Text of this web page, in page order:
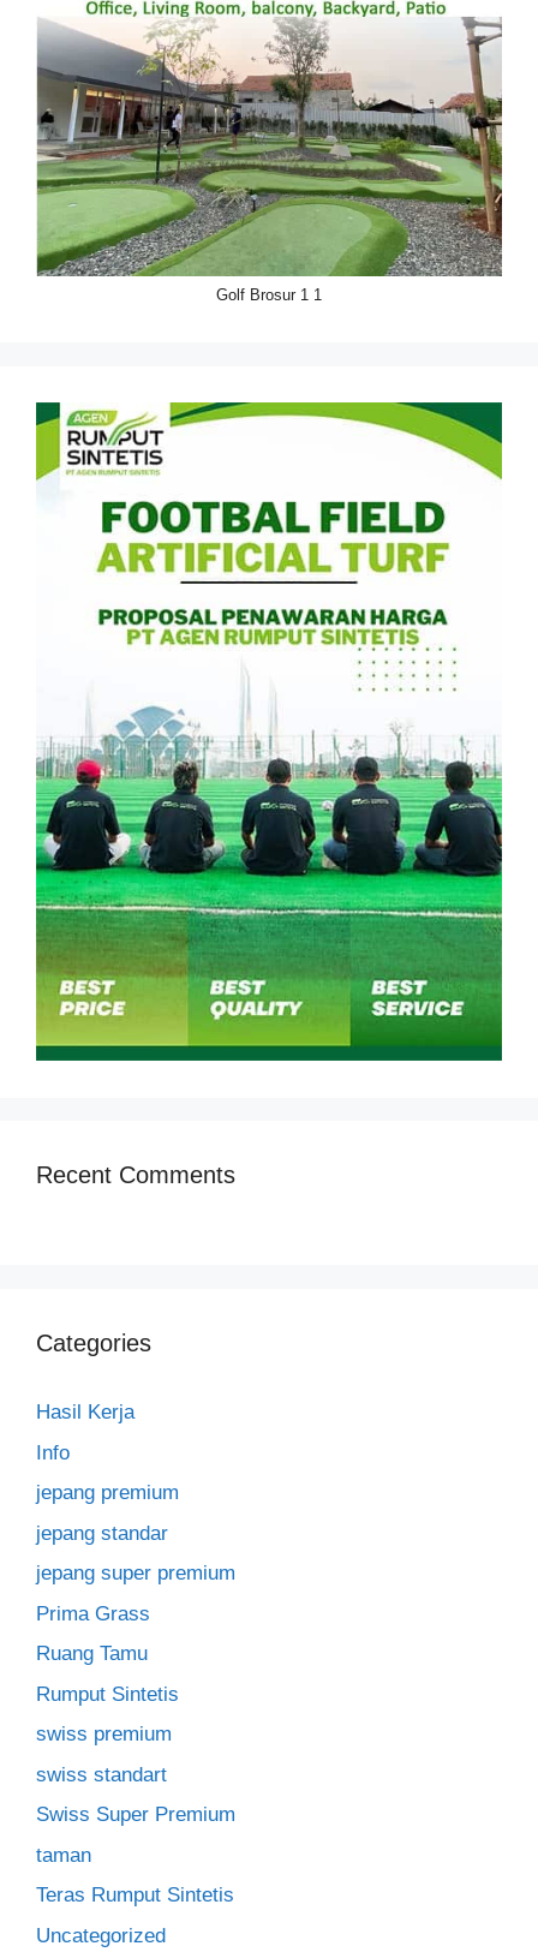
Golf Brosur 1 1
Recent Comments
Categories
Hasil Kerja
Info
jepang premium
jepang standar
jepang super premium
Prima Grass
Ruang Tamu
Rumput Sintetis
swiss premium
swiss standart
Swiss Super Premium
taman
Teras Rumput Sintetis
Uncategorized